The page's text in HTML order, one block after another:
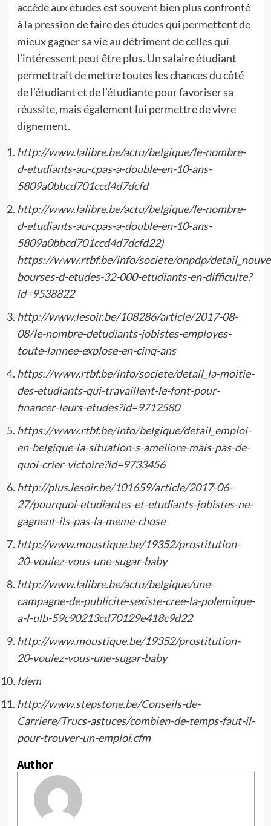
accède aux études est souvent bien plus confronté
à la pression de faire des études qui permettent de
mieux gagner sa vie au détriment de celles qui
l’intéressent peut être plus. Un salaire étudiant
permettrait de mettre toutes les chances du côté
de l’étudiant et de l’étudiante pour favoriser sa
réussite, mais également lui permettre de vivre
dignement.
http://www.lalibre.be/actu/belgique/le-nombre-
d-etudiants-au-cpas-a-double-en-10-ans-
5809a0bbcd701ccd4d7dcfd
http://www.lalibre.be/actu/belgique/le-nombre-
d-etudiants-au-cpas-a-double-en-10-ans-
5809a0bbcd701ccd4d7dcfd22)
https://www.rtbf.be/info/societe/onpdp/
bourses-d-etudes-32-000-etudiants-en-difficulte?
id=9538822
http://www.lesoir.be/108286/article/2017-08-
08/le-nombre-detudiants-jobistes-employes-
toute-lannee-explose-en-cinq-ans
https://www.rtbf.be/info/societe/detail_la-moitie-
des-etudiants-qui-travaillent-le-font-pour-
financer-leurs-etudes?id=9712580
https://www.rtbf.be/info/belgique/detail_emploi-
en-belgique-la-situation-s-ameliore-mais-pas-de-
quoi-crier-victoire?id=9733456
http://plus.lesoir.be/101659/article/2017-06-
27/pourquoi-etudiantes-et-etudiants-jobistes-ne-
gagnent-ils-pas-la-meme-chose
http://www.moustique.be/19352/prostitution-
20-voulez-vous-une-sugar-baby
http://www.lalibre.be/actu/belgique/une-
campagne-de-publicite-sexiste-cree-la-polemique-
a-l-ulb-59c90213cd70129e418c9d22
http://www.moustique.be/19352/prostitution-
20-voulez-vous-une-sugar-baby
Idem
http://www.stepstone.be/Conseils-de-
Carriere/Trucs-astuces/combien-de-temps-faut-il-
pour-trouver-un-emploi.cfm
Author